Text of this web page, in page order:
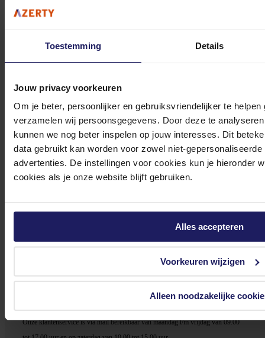
Toestemming Details
Jouw privacy voorkeuren
Om je beter, persoonlijker en gebruiksvriendelijker te
verzamelen wij persoonsgegevens. Door deze te
kunnen we nog beter inspelen op jouw interesses. Dit
data gebruikt kan worden voor zowel niet-
advertenties. De instellingen voor cookies kun je hieronder
cookies als je onze website blijft gebruiken.
Alles accepteren
Voorkeuren wijzigen
Alleen noodzakelijke
Crucial CT8G48C40S5 - Geheugen
Crucial CT8G56C46U5 - Geheugen
DDR5 - 8 GB: 1 x 8 GB - 288-PIN - 5600 MHz / PC5-44800 - CL46 - 1.1 - On-die
ECC - zwart
139,-
Stel jouw vragen aan onze klantenservice!
Heb je vragen over onze producten, diensten of service? Onze deskundige
s staan klaar om jouw vragen te beantwoorden en verwijzen je
Onze klantenservice is via mail bereikbaar van maandag t/m vrijdag van 09.00